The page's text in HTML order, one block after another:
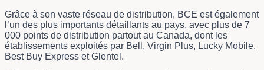
Grâce à son vaste réseau de distribution, BCE est également
l’un des plus importants détaillants au pays, avec plus de 7
000 points de distribution partout au Canada, dont les
établissements exploités par Bell, Virgin Plus, Lucky Mobile,
Best Buy Express et Glentel.